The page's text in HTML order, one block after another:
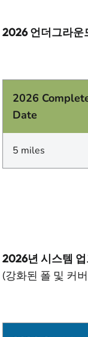
2026 언더그라운
2026
Date
5 miles
2026년 시스템
(강화된 폴 및 커